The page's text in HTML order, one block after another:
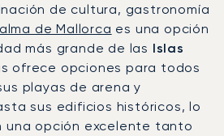
de cultura, gastronomía
de Mallorca es una opción
más grande de las Islas
ofrece opciones para todos
playas de arena y
sus edificios históricos, lo
una opción excelente tanto